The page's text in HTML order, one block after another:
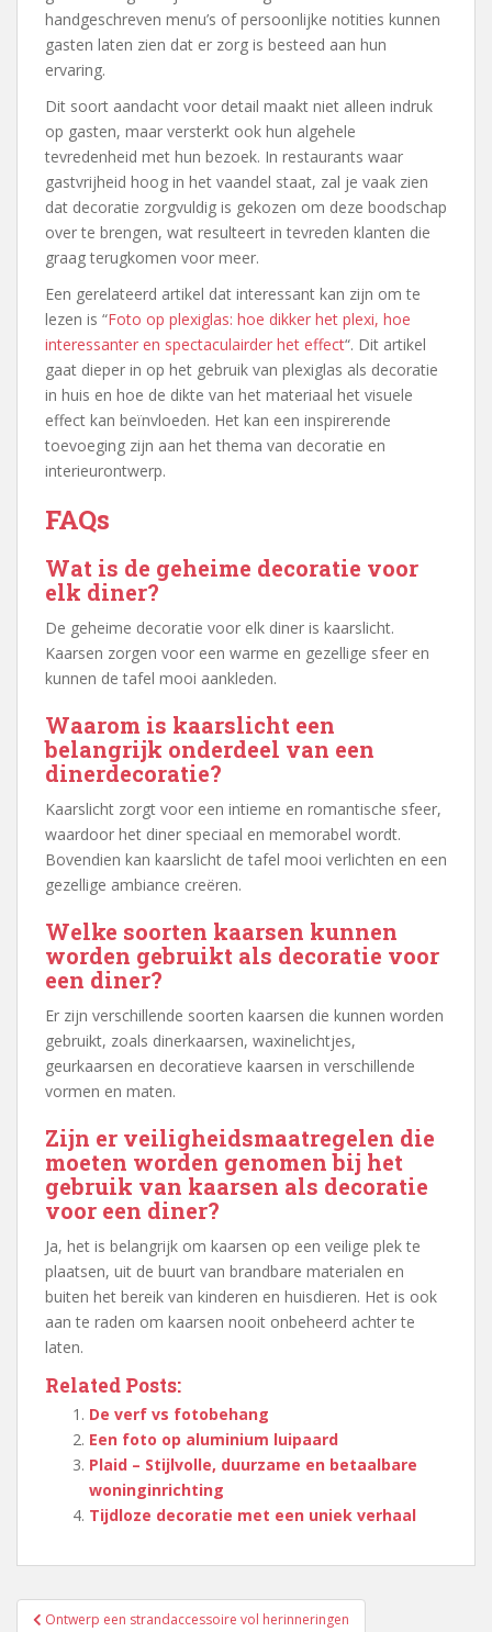
handgeschreven menu’s of persoonlijke notities kunnen
gasten laten zien dat er zorg is besteed aan hun
ervaring.
Dit soort aandacht voor detail maakt niet alleen indruk
op gasten, maar versterkt ook hun algehele
tevredenheid met hun bezoek. In restaurants waar
gastvrijheid hoog in het vaandel staat, zal je vaak zien
dat decoratie zorgvuldig is gekozen om deze boodschap
over te brengen, wat resulteert in tevreden klanten die
graag terugkomen voor meer.
Een gerelateerd artikel dat interessant kan zijn om te
lezen is “Foto op plexiglas: hoe dikker het plexi, hoe
interessanter en spectaculairder het effect“. Dit artikel
gaat dieper in op het gebruik van plexiglas als decoratie
in huis en hoe de dikte van het materiaal het visuele
effect kan beïnvloeden. Het kan een inspirerende
toevoeging zijn aan het thema van decoratie en
interieurontwerp.
FAQs
Wat is de geheime decoratie voor
elk diner?
De geheime decoratie voor elk diner is kaarslicht.
Kaarsen zorgen voor een warme en gezellige sfeer en
kunnen de tafel mooi aankleden.
Waarom is kaarslicht een
belangrijk onderdeel van een
dinerdecoratie?
Kaarslicht zorgt voor een intieme en romantische sfeer,
waardoor het diner speciaal en memorabel wordt.
Bovendien kan kaarslicht de tafel mooi verlichten en een
gezellige ambiance creëren.
Welke soorten kaarsen kunnen
worden gebruikt als decoratie voor
een diner?
Er zijn verschillende soorten kaarsen die kunnen worden
gebruikt, zoals dinerkaarsen, waxinelichtjes,
geurkaarsen en decoratieve kaarsen in verschillende
vormen en maten.
Zijn er veiligheidsmaatregelen die
moeten worden genomen bij het
gebruik van kaarsen als decoratie
voor een diner?
Ja, het is belangrijk om kaarsen op een veilige plek te
plaatsen, uit de buurt van brandbare materialen en
buiten het bereik van kinderen en huisdieren. Het is ook
aan te raden om kaarsen nooit onbeheerd achter te
laten.
Related Posts:
De verf vs fotobehang
Een foto op aluminium luipaard
Plaid – Stijlvolle, duurzame en betaalbare
woninginrichting
Tijdloze decoratie met een uniek verhaal
Berichtnavigatie
Ontwerp een strandaccessoire vol herinneringen